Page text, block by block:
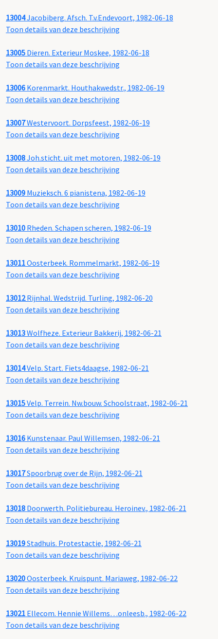
13004Jacobiberg. Afsch. T.v.Endevoort, 1982-06-18
Toon details van deze beschrijving
13005 Dieren. Exterieur Moskee, 1982-06-18
Toon details van deze beschrijving
13006 Korenmarkt. Houthakwedstr., 1982-06-19
Toon details van deze beschrijving
13007Westervoort. Dorpsfeest, 1982-06-19
Toon details van deze beschrijving
13008Joh.sticht. uit met motoren, 1982-06-19
Toon details van deze beschrijving
13009 Muzieksch. 6 pianistena, 1982-06-19
Toon details van deze beschrijving
13010 Rheden. Schapen scheren, 1982-06-19
Toon details van deze beschrijving
13011Oosterbeek. Rommelmarkt, 1982-06-19
Toon details van deze beschrijving
13012Rijnhal. Wedstrijd. Turling, 1982-06-20
Toon details van deze beschrijving
13013Wolfheze. Exterieur Bakkerij, 1982-06-21
Toon details van deze beschrijving
13014Velp. Start. Fiets4daagse, 1982-06-21
Toon details van deze beschrijving
13015Velp. Terrein. Nw.bouw. Schoolstraat, 1982-06-21
Toon details van deze beschrijving
13016 Kunstenaar. Paul Willemsen, 1982-06-21
Toon details van deze beschrijving
13017Spoorbrug over de Rijn, 1982-06-21
Toon details van deze beschrijving
13018 Doorwerth. Politiebureau. Heroinev., 1982-06-21
Toon details van deze beschrijving
13019Stadhuis. Protestactie, 1982-06-21
Toon details van deze beschrijving
13020Oosterbeek. Kruispunt. Mariaweg, 1982-06-22
Toon details van deze beschrijving
13021 Ellecom. Hennie Willems…onleesb., 1982-06-22
Toon details van deze beschrijving